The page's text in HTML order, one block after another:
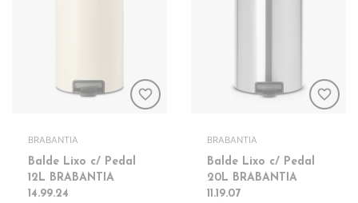
favorite_border
BRABANTIA
Balde Lixo c/ Pedal
12L BRABANTIA
14.99.24
favorite_border
BRABANTIA
Balde Lixo c/ Pedal
20L BRABANTIA
11.19.07